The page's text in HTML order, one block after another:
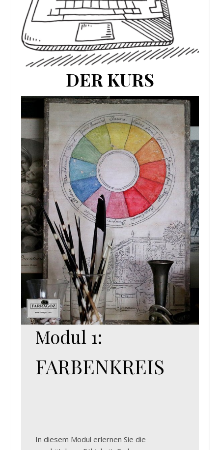
DER KURS
Modul 1:
FARBENKREIS
In diesem Modul erlernen Sie die